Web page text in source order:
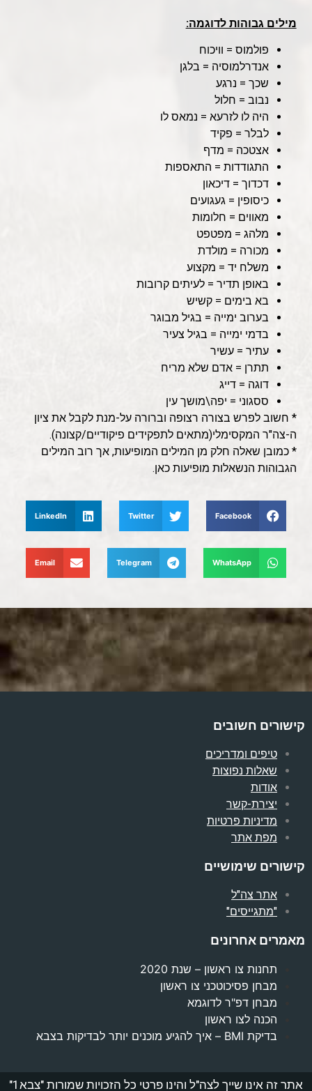
מילים גבוהות לדוגמה:
פולמוס = וויכוח
אנדרלמוסיה = בלגן
שכך = נרגע
נבוב = חלול
היה לו לזרעא = נמאס לו
לבלר = פקיד
אצטכה = מדף
התגודדות = התאספות
דכדוך = דיכאון
כיסופין = געגועים
מאווים = חלומות
מלהג = מפטפט
מכורה = מולדת
משלח יד = מקצוע
באופן תדיר = לעיתים קרובות
בא בימים = קשיש
בערוב ימייה = בגיל מבוגר
בדמי ימייה = בגיל צעיר
עתיר = עשיר
תתרן = אדם שלא מריח
דוגה = דייג
ססגוני = יפה\מושך עין
* חשוב לפרש בצורה רצופה וברורה על-מנת לקבל את ציון
ה-צה"ר המקסימלי(מתאים לתפקידים פיקודיים/קצונה).
* כמובן שאלה חלק מן המילים המופיעות, אך רוב המילים
הגבוהות הנשאלות מופיעות כאן.
Facebook
Twitter
LinkedIn
WhatsApp
Telegram
Email
קישורים חשובים
טיפים ומדריכים
שאלות נפוצות
אודות
יצירת-קשר
מדיניות פרטיות
מפת אתר
קישורים שימושיים
אתר צה"ל
"מתגייסים"
מאמרים אחרונים
תחנות צו ראשון – שנת 2020
מבחן פסיכוטכני צו ראשון
מבחן דפ"ר לדוגמא
הכנה לצו ראשון
בדיקת BMI – איך להגיע מוכנים יותר לבדיקות בצבא
אתר זה אינו שייך לצה"ל והינו פרטי כל הזכויות שמורות "צבא1"